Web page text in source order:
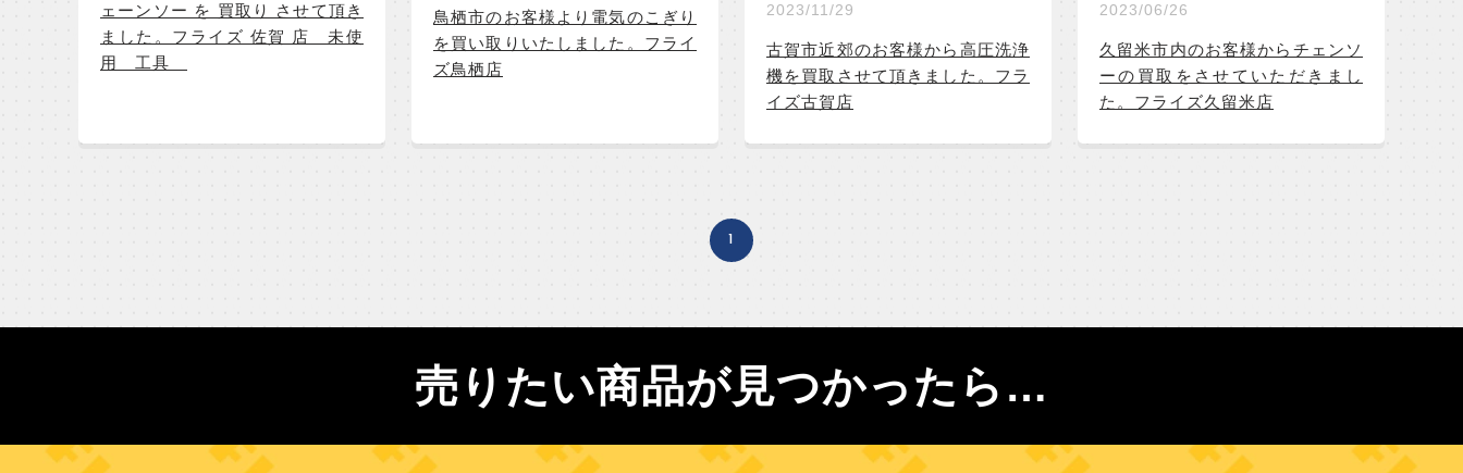
ェーンソー を 買取り させて頂き
ました。フライズ 佐賀 店 未使
用 工具
鳥栖市のお客様より電気のこぎり
を買い取りいたしました。フライ
ズ鳥栖店
2023/11/29
古賀市近郊のお客様から高圧洗浄
機を買取させて頂きました。フラ
イズ古賀店
2023/06/26
久留米市内のお客様からチェンソ
ーの買取をさせていただきまし
た。フライズ久留米店
1
売りたい商品が見つかったら…